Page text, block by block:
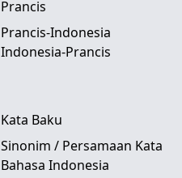
Prancis
Prancis-Indonesia
Indonesia-Prancis
Kata Baku
Sinonim / Persamaan Kata
Bahasa Indonesia